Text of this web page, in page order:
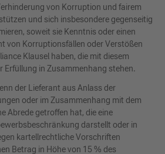
von Korruption und fairem
und sich insbesondere gegenseitig
soweit sie Kenntnis oder einen
von Korruptionsfällen oder Verstößen
Klausel haben, die mit diesem
Erfüllung in Zusammenhang stehen.
der Lieferant aus Anlass der
oder im Zusammenhang mit dem
Abrede getroffen hat, die eine
darstellt oder in
kartellrechtliche Vorschriften
Betrag in Höhe von 15 % des